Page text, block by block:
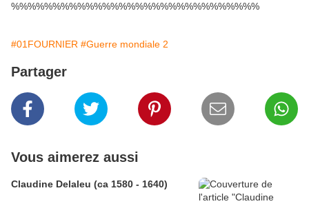
%%%%%%%%%%%%%%%%%%%%%%%%%%%%%%
#01FOURNIER #Guerre mondiale 2
Partager
Vous aimerez aussi
Claudine Delaleu (ca 1580 - 1640)